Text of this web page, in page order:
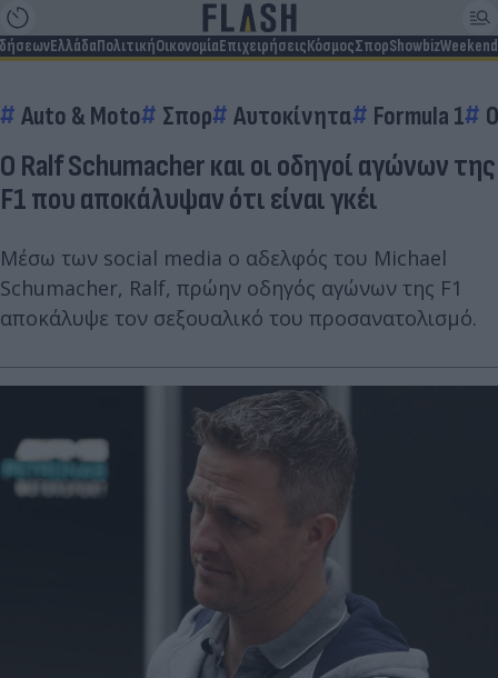
ΕλλάδαΠολιτικήΟικονομίαΕπιχειρήσειςΚόσμοςΣπορShowbizWeekend
Auto & Moto Σπορ Αυτοκίνητα Formula 1
O Ralf Schumacher και οι οδηγοί αγώνων της
F1 που αποκάλυψαν ότι είναι γκέι
Μέσω των social media ο αδελφός του Michael
Schumacher, Ralf, πρώην οδηγός αγώνων της F1
αποκάλυψε τον σεξουαλικό του προσανατολισμό.